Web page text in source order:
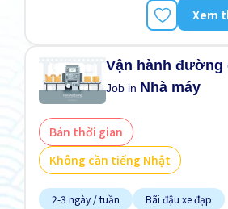
Xem
Vận hành đường
Job in Nhà máy
Bán thời gian
Không cần tiếng Nhật
2-3 ngày / tuần
Bãi đậu xe đạp